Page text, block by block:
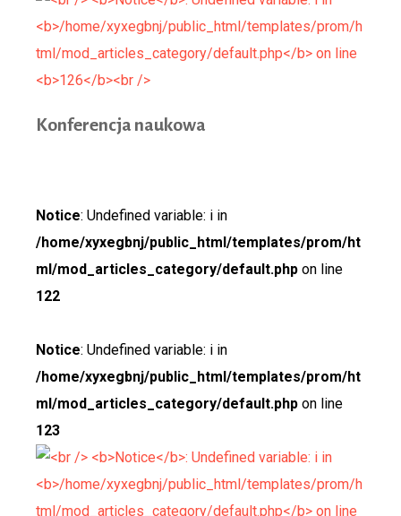
Konferencja naukowa
Notice: Undefined variable: i in
/home/xyxegbnj/public_html/templates/prom/ht
ml/mod_articles_category/default.php on line
122
Notice: Undefined variable: i in
/home/xyxegbnj/public_html/templates/prom/ht
ml/mod_articles_category/default.php on line
123